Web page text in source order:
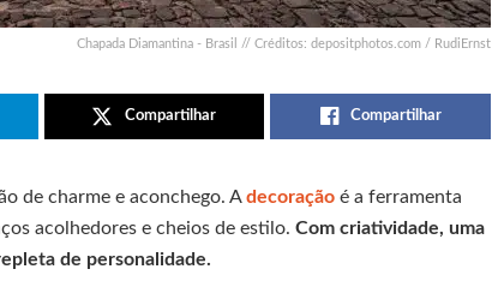
Chapada Diamantina - Brasil // Créditos: depositphotos.com / RudiErnst
Compartilhar Compartilhar
de charme e aconchego. Adecoração é a ferramenta
acolhedores e cheios de estilo. Com criatividade, uma
de personalidade.